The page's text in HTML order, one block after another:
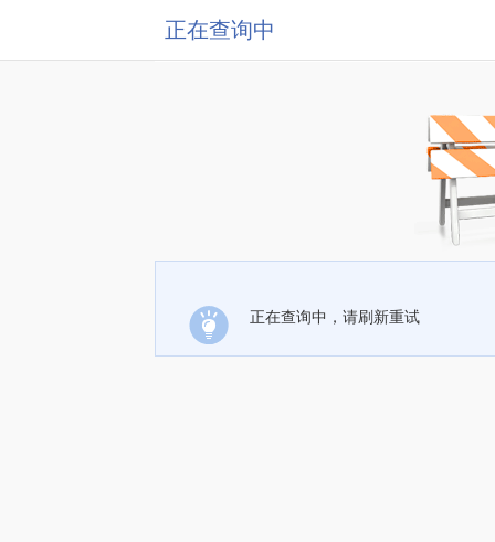
正在查询中
正在查询中，请刷新重试